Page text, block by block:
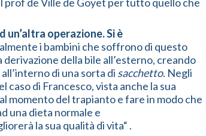
operazione. Si è
i bambini che soffrono di questo
della bile all’esterno, creando
di una sorta di sacchetto. Negli
di Francesco, vista anche la sua
momento del trapianto e fare in modo che
una dieta normale e
la sua qualità di vita“ .